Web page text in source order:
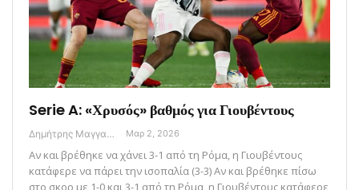
Serie A: «Χρυσός» βαθμός για Γιουβέντους
Δημήτρης Μαγγανάρης Μαρ 2, 2026
Αν και βρέθηκε να χάνει 3-1 από τη Ρόμα, η Γιουβέντους
κατάφερε να πάρει την ισοπαλία (3-3) Αν και βρέθηκε πίσω
στο σκορ με 1-0 και 3-1 από τη Ρόμα, η Γιουβέντους κατάφερε